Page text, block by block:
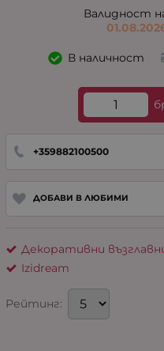
Валидност
В наличност
+359882100500
ДОБАВИ В ЛЮБИМИ
Декоративни
Izidream
Рейтинг: